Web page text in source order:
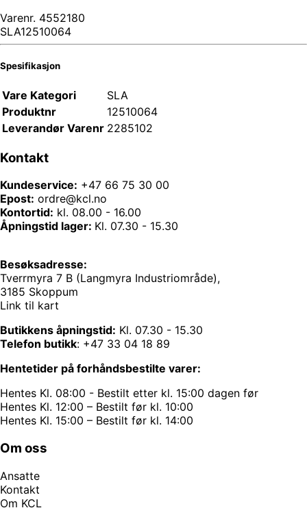
Varenr. 4552180
SLA12510064
Spesifikasjon
Vare Kategori
SLA
Produktnr
12510064
Leverandør Varenr 2285102
Kontakt
Kundeservice: +47 66 75 30 00
Epost: ordre@kcl.no
Kontortid: kl. 08.00 - 16.00
Åpningstid lager: Kl. 07.30 - 15.30
Besøksadresse:
Tverrmyra 7 B (Langmyra Industriområde),
3185 Skoppum
Link til kart
Butikkens åpningstid: Kl. 07.30 - 15.30
Telefon butikk: +47 33 04 18 89
Hentetider på forhåndsbestilte varer:
Hentes Kl. 08:00 - Bestilt etter kl. 15:00 dagen før
Hentes Kl. 12:00 – Bestilt før kl. 10:00
Hentes Kl. 15:00 – Bestilt før kl. 14:00
Om oss
Ansatte
Kontakt
Om KCL